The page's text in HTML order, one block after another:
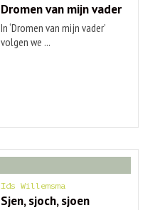
Dromen van mijn vader
In ‘Dromen van mijn vader’
volgen we ...
Ids Willemsma
Sjen, sjoch, sjoen